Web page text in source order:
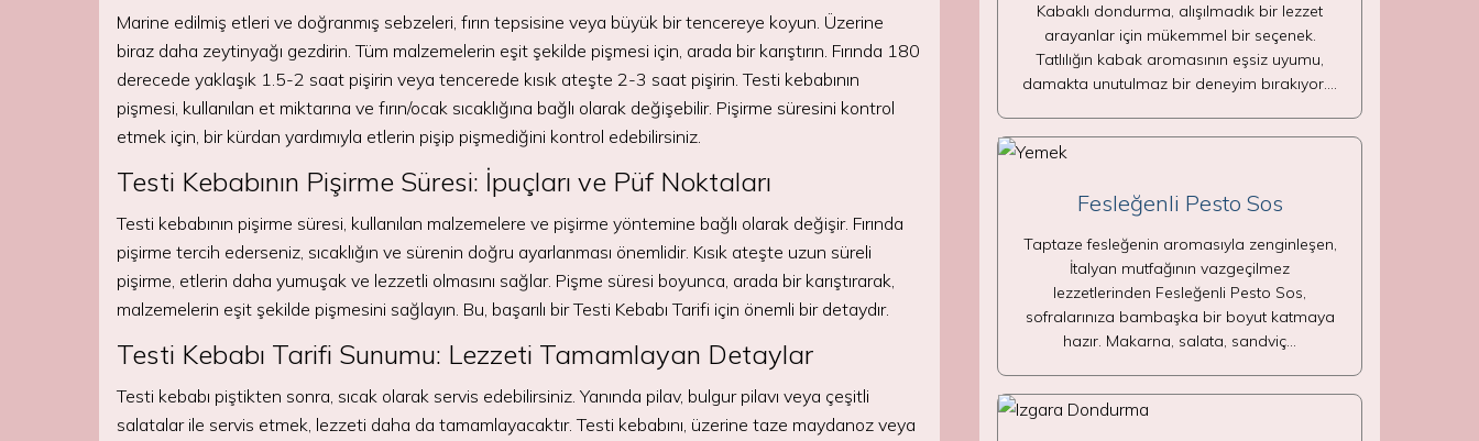
Marine edilmiş etleri ve doğranmış sebzeleri, fırın tepsisine veya büyük bir tencereye koyun. Üzerine
biraz daha zeytinyağı gezdirin. Tüm malzemelerin eşit şekilde pişmesi için, arada bir karıştırın. Fırında 180
derecede yaklaşık 1.5-2 saat pişirin veya tencerede kısık ateşte 2-3 saat pişirin. Testi kebabının
pişmesi, kullanılan et miktarına ve fırın/ocak sıcaklığına bağlı olarak değişebilir. Pişirme süresini kontrol
etmek için, bir kürdan yardımıyla etlerin pişip pişmediğini kontrol edebilirsiniz.
Testi Kebabının Pişirme Süresi: İpuçları ve Püf Noktaları
Testi kebabının pişirme süresi, kullanılan malzemelere ve pişirme yöntemine bağlı olarak değişir. Fırında
pişirme tercih ederseniz, sıcaklığın ve sürenin doğru ayarlanması önemlidir. Kısık ateşte uzun süreli
pişirme, etlerin daha yumuşak ve lezzetli olmasını sağlar. Pişme süresi boyunca, arada bir karıştırarak,
malzemelerin eşit şekilde pişmesini sağlayın. Bu, başarılı bir Testi Kebabı Tarifi için önemli bir detaydır.
Testi Kebabı Tarifi Sunumu: Lezzeti Tamamlayan Detaylar
Testi kebabı piştikten sonra, sıcak olarak servis edebilirsiniz. Yanında pilav, bulgur pilavı veya çeşitli
salatalar ile servis etmek, lezzeti daha da tamamlayacaktır. Testi kebabını, üzerine taze maydanoz veya
Kabaklı dondurma, alışılmadık bir lezzet
arayanlar için mükemmel bir seçenek.
Tatlılığın kabak aromasının eşsiz uyumu,
damakta unutulmaz bir deneyim bırakıyor.…
Fesleğenli Pesto Sos
Taptaze fesleğenin aromasıyla zenginleşen,
İtalyan mutfağının vazgeçilmez
lezzetlerinden Fesleğenli Pesto Sos,
sofralarınıza bambaşka bir boyut katmaya
hazır. Makarna, salata, sandviç…